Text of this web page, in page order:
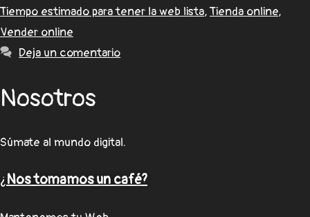
Tiempo estimado para tener la web lista,Tienda online,
Vender online
Deja un comentario
Nosotros
Súmate al mundo digital.
¿Nos tomamos un café?